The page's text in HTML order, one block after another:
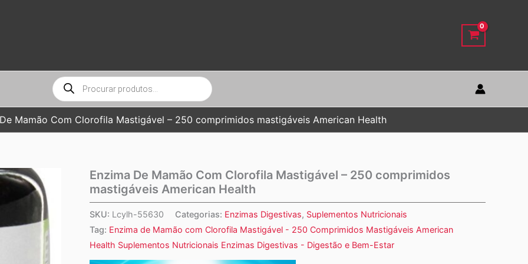
Pesquisar
produtos
Mamão Com Clorofila Mastigável – 250 comprimidos mastigáveis American Health
Enzima De Mamão Com Clorofila Mastigável – 250 comprimidos
mastigáveis American Health
SKU: Lcylh-55630 Categorias: Enzimas Digestivas, Suplementos Nutricionais
Tag: Enzima de Mamão com Clorofila Mastigável - 250 Comprimidos Mastigáveis American
Health Suplementos Nutricionais Enzimas Digestivas - Digestão e Bem-Estar